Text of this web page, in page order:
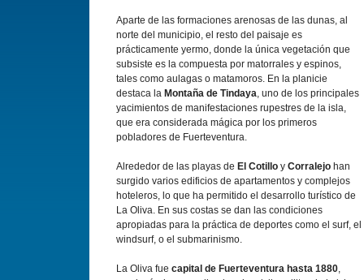
Aparte de las formaciones arenosas de las dunas, al
norte del municipio, el resto del paisaje es
prácticamente yermo, donde la única vegetación que
subsiste es la compuesta por matorrales y espinos,
tales como aulagas o matamoros. En la planicie
destaca la Montaña de Tindaya, uno de los principales
yacimientos de manifestaciones rupestres de la isla,
que era considerada mágica por los primeros
pobladores de Fuerteventura.
Alrededor de las playas de El Cotillo y Corralejo han
surgido varios edificios de apartamentos y complejos
hoteleros, lo que ha permitido el desarrollo turístico de
La Oliva. En sus costas se dan las condiciones
apropiadas para la práctica de deportes como el surf, el
windsurf, o el submarinismo.
La Oliva fue capital de Fuerteventura hasta 1880,